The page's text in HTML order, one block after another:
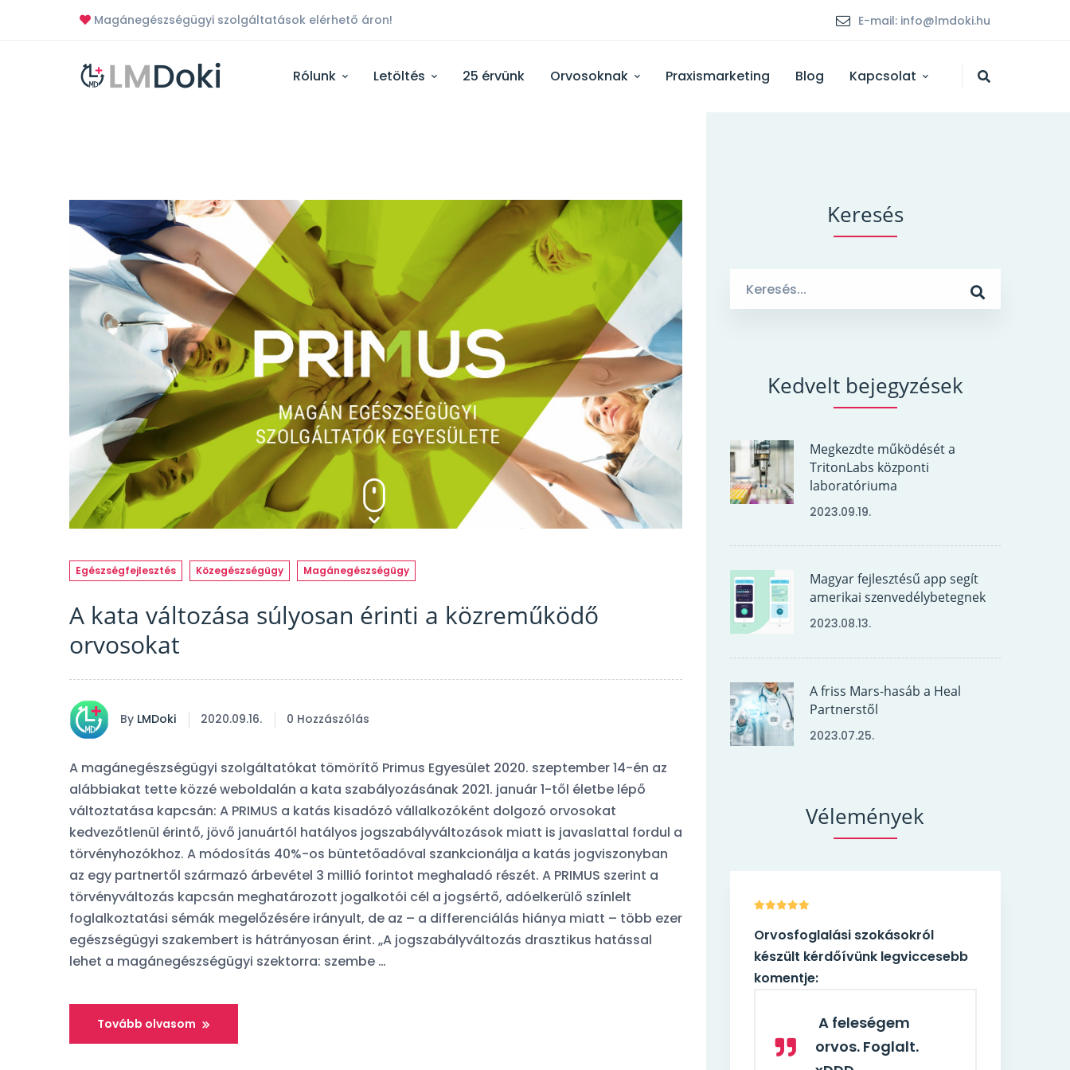
Magánegészségügyi szolgáltatások elérhető áron! E-mail: info@lmdoki.hu
Rólunk Letöltés 25 érvünk Orvosoknak Praxismarketing Blog Kapcsolat
Egészségfejlesztés Közegészségügy Magánegészségügy
A kata változása súlyosan érinti a közreműködő
orvosokat
By LMDoki 2020.09.16. 0 Hozzászólás
A magánegészségügyi szolgáltatókat tömörítő Primus Egyesület 2020. szeptember 14-én az
alábbiakat tette közzé weboldalán a kata szabályozásának 2021. január 1-től életbe lépő
változtatása kapcsán: A PRIMUS a katás kisadózó vállalkozóként dolgozó orvosokat
kedvezőtlenül érintő, jövő januártól hatályos jogszabályváltozások miatt is javaslattal fordul a
törvényhozókhoz. A módosítás 40%-os büntetőadóval szankcionálja a katás jogviszonyban
az egy partnertől származó árbevétel 3 millió forintot meghaladó részét. A PRIMUS szerint a
törvényváltozás kapcsán meghatározott jogalkotói cél a jogsértő, adóelkerülő színlelt
foglalkoztatási sémák megelőzésére irányult, de az – a differenciálás hiánya miatt – több ezer
egészségügyi szakembert is hátrányosan érint. „A jogszabályváltozás drasztikus hatással
lehet a magánegészségügyi szektorra: szembe …
Tovább olvasom
Keresés
Kedvelt bejegyzések
Megkezdte működését a
TritonLabs központi
laboratóriuma
2023.09.19.
Magyar fejlesztésű app segít
amerikai szenvedélybetegnek
2023.08.13.
A friss Mars-hasáb a Heal
Partnerstől
2023.07.25.
Vélemények
Orvosfoglalási szokásokról
készült kérdőívünk legviccesebb
Orvosfoglalási szokásokról
Orvosfoglalási szokásokról
készült kérdőívünk legviccesebb
A feleségem
orvos. Foglalt.